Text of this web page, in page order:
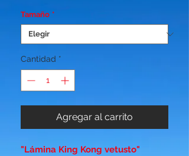
Tamaño *
Cantidad *
Agregar al carrito
"Lámina King Kong vetusto"